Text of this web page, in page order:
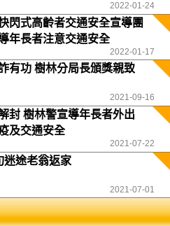
2022-01-24
閃式高齡者交通安全宣導團
年長者注意交通安全
2022-01-17
有功 樹林分局長頒獎親致
2021-09-16
封 樹林警宣導年長者外出
及交通安全
2021-07-22
迷途老翁返家
2021-07-01